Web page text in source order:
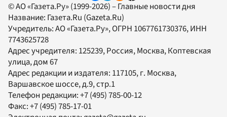
© АО «Газета.Ру» (1999-2026) – Главные новости дня
Название: Газета.Ru (Gazeta.Ru)
Учредитель:АО «Газета.Ру», ОГРН 1067761730376, ИНН
7743625728
Адрес учредителя: 125239, Россия, Москва, Коптевская
улица, дом 67
Адрес редакции и издателя: 117105, г. Москва,
Варшавское шоссе, д.9, стр.1
Телефон редакции:+7 (495) 785-00-12
Факс:+7 (495) 785-17-01